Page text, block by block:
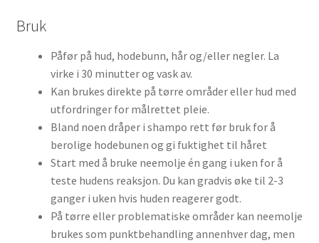
Bruk
Påfør på hud, hodebunn, hår og/eller negler. La
virke i 30 minutter og vask av.
Kan brukes direkte på tørre områder eller hud med
utfordringer for målrettet pleie.
Bland noen dråper i shampo rett før bruk for å
berolige hodebunen og gi fuktighet til håret
Start med å bruke neemolje én gang i uken for å
teste hudens reaksjon. Du kan gradvis øke til 2-3
ganger i uken hvis huden reagerer godt.
På tørre eller problematiske områder kan neemolje
brukes som punktbehandling annenhver dag, men